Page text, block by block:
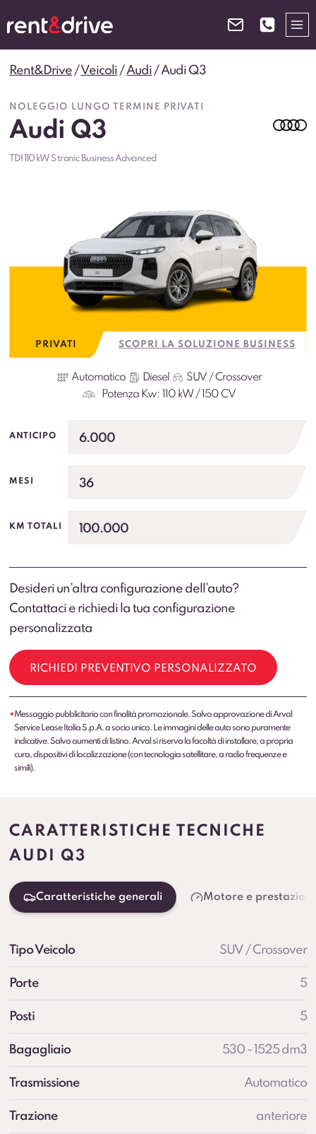
al
contenuto
Rent&Drive /Veicoli /Audi /Audi Q3
NOLEGGIO LUNGO TERMINE PRIVATI
Audi Q3
TDI 110 kW S tronic Business Advanced
PRIVATI SCOPRI LA SOLUZIONE BUSINESS
Automatico Diesel
SUV / Crossover
Potenza Kw: 110 kW / 150 CV
ANTICIPO 6.000
MESI 36
KM TOTALI 100.000
Desideri un’altra configurazione dell’auto?
Contattaci e richiedi la tua configurazione
personalizzata
RICHIEDI PREVENTIVO PERSONALIZZATO
*Messaggio pubblicitario con finalità promozionale. Salvo approvazione di Arval
Service Lease Italia S.p.A. a socio unico. Le immagini delle auto sono puramente
indicative. Salvo aumenti di listino. Arval si riserva la facoltà di installare, a propria
cura, dispositivi di localizzazione (con tecnologia satellitare, a radio frequenze e
simili).
CARATTERISTICHE TECNICHE
AUDI Q3
Caratteristiche generali Motore e prestazioni
Tipo Veicolo SUV / Crossover
Porte 5
Posti 5
Bagagliaio 530 - 1525 dm3
Trasmissione Automatico
Trazione anteriore